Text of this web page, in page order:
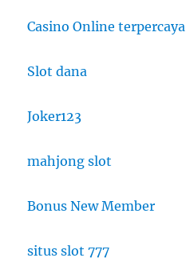
Casino Online terpercaya
Slot dana
Joker123
mahjong slot
Bonus New Member
situs slot 777